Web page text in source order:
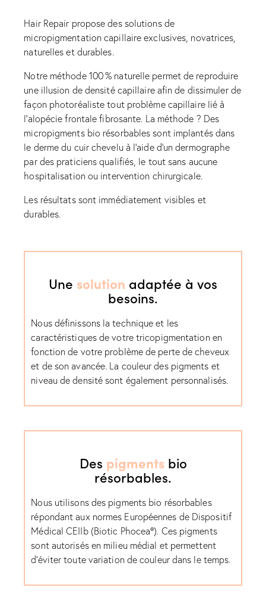
Hair Repair propose des solutions de
micropigmentation capillaire exclusives, novatrices,
naturelles et durables.
Notre méthode 100 % naturelle permet de reproduire
une illusion de densité capillaire afin de dissimuler de
façon photoréaliste tout problème capillaire lié à
l’alopécie frontale fibrosante. La méthode ? Des
micropigments bio résorbables sont implantés dans
le derme du cuir chevelu à l’aide d’un dermographe
par des praticiens qualifiés, le tout sans aucune
hospitalisation ou intervention chirurgicale.
Les résultats sont immédiatement visibles et
durables.
Une solution adaptée à vos
besoins.
Nous définissons la technique et les
caractéristiques de votre tricopigmentation en
fonction de votre problème de perte de cheveux
et de son avancée. La couleur des pigments et
niveau de densité sont également personnalisés.
Des pigmentsbio
résorbables.
Nous utilisons des pigments bio résorbables
répondant aux normes Européennes de Dispositif
Médical CEIIb (Biotic Phocea®). Ces pigments
sont autorisés en milieu médial et permettent
d’éviter toute variation de couleur dans le temps.